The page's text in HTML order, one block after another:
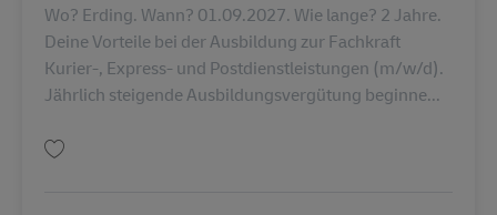
Wo? Erding. Wann? 01.09.2027. Wie lange? 2 Jahre.
Deine Vorteile bei der Ausbildung zur Fachkraft
Kurier-, Express- und Postdienstleistungen (m/w/d).
Jährlich steigende Ausbildungsvergütung beginne...